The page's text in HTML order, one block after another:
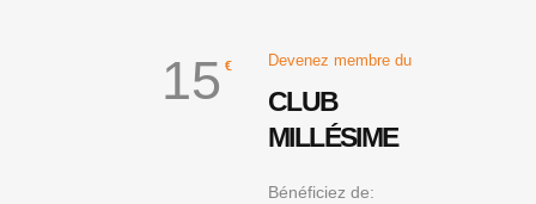
15 € Devenez membre du
CLUB
MILLÉSIME
Bénéficiez de: